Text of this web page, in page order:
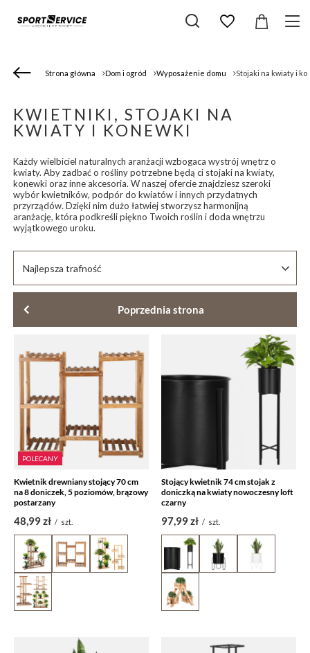
Strona główna Dom i ogród Wyposażenie domu Stojaki na kwiaty i
KWIETNIKI, STOJAKI NA
KWIATY I KONEWKI
Każdy wielbiciel naturalnych aranżacji wzbogaca wystrój wnętrz o
kwiaty. Aby zadbać o rośliny potrzebne będą ci stojaki na kwiaty,
konewki oraz inne akcesoria. W naszej ofercie znajdziesz szeroki
wybór kwietników, podpór do kwiatów i innych przydatnych
przyrządów. Dzięki nim dużo łatwiej stworzysz harmonijną
aranżację, która podkreśli piękno Twoich roślin i doda wnętrzu
wyjątkowego uroku.
Zmień sortowanie
Najlepsza trafność
Poprzednia strona
POLECANY
Kwietnik drewniany stojący 70 cm
na 8 doniczek, 5 poziomów, brązowy
postarzany
48,99 zł / szt.
Stojący kwietnik 74 cm stojak z
doniczką na kwiaty nowoczesny loft
czarny
97,99 zł / szt.